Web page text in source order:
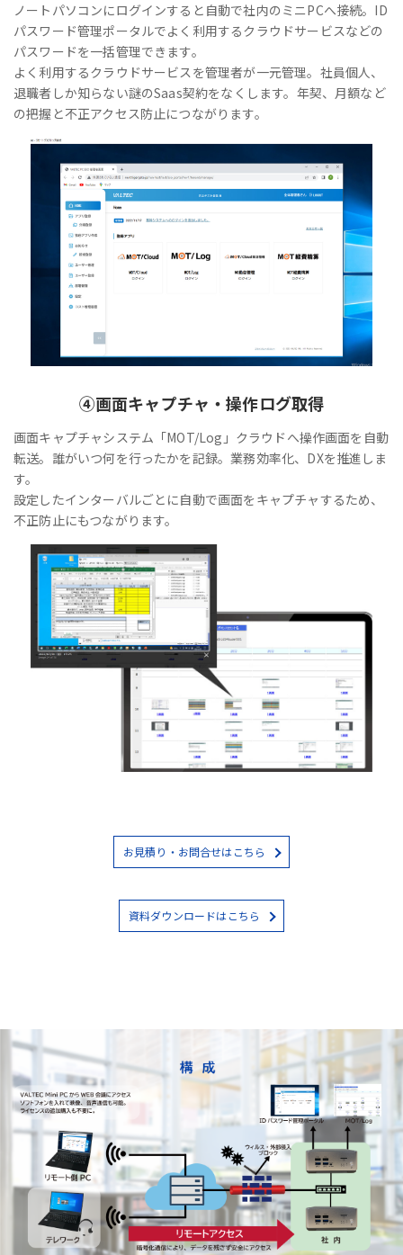
ノートパソコンにログインすると自動で社内のミニPCへ接続。ID
パスワード管理ポータルでよく利用するクラウドサービスなどの
パスワードを一括管理できます。
よく利用するクラウドサービスを管理者が一元管理。社員個人、
退職者しか知らない謎のSaas契約をなくします。年契、月額など
の把握と不正アクセス防止につながります。
④画面キャプチャ・操作ログ取得
画面キャプチャシステム「MOT/Log」クラウドへ操作画面を自動
転送。誰がいつ何を行ったかを記録。業務効率化、DXを推進しま
す。
設定したインターバルごとに自動で画面をキャプチャするため、
不正防止にもつながります。
お見積り・お問合せはこちら
資料ダウンロードはこちら